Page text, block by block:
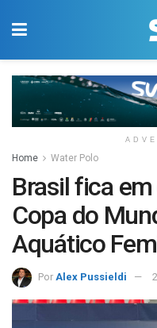
Home Water Polo
Brasil fica
Copa do
Aquático
Por Alex Pussieldi